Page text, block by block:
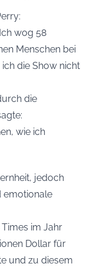
wog 58
Menschen bei
ich die Show nicht
die
wie ich
jedoch
emotionale
im Jahr
Dollar für
und zu diesem